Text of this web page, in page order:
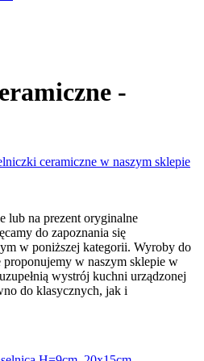
-
ceramiczne w naszym sklepie
lub na prezent oryginalne
do zapoznania się
w poniższej kategorii. Wyroby do
proponujemy w naszym sklepie w
wystrój kuchni urządzonej
do klasycznych, jak i